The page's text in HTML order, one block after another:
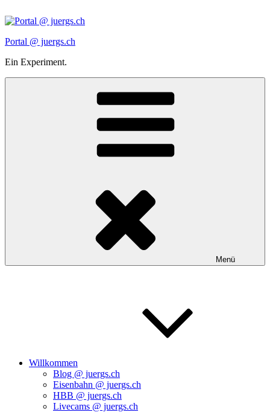
Inhalt
Portal @ juergs.ch
Ein Experiment.
Menü
Willkommen
Blog @ juergs.ch
Eisenbahn @ juergs.ch
HBB @ juergs.ch
Livecams @ juergs.ch